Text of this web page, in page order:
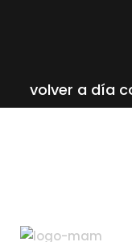
volver a día